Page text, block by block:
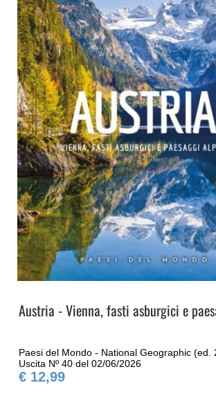
Austria - Vienna, fasti asburgici e
Paesi del Mondo - National Geographic (ed.
Uscita Nº 40 del 02/06/2026
€ 12,99